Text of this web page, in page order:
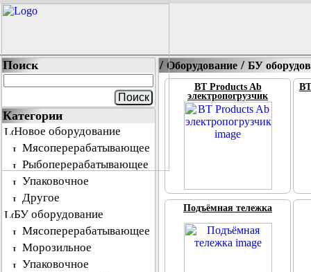
Поиск
Категории
Новое оборудование
Мясоперерабатывающее
Рыбоперерабатывающее
Упаковочное
Другое
БУ оборудование
Мясоперерабатывающее
Морозильное
Упаковочное
/ Оборудование / БУ
BT Products Ab
электропогрузчик
Подъёмная тележка